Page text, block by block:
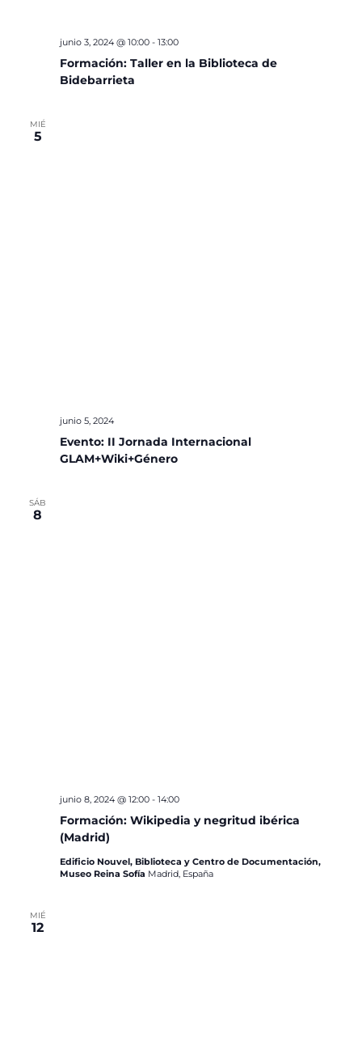
Formación: Taller en la Biblioteca de
Bidebarrieta
junio 3, 2024 @ 10:00- 13:00
MIÉ
5
Evento: II Jornada Internacional
GLAM+Wiki+Género
junio 5, 2024
SÁB
8
Formación: Wikipedia y negritud ibérica
(Madrid)
junio 8, 2024 @ 12:00- 14:00
Edificio Nouvel, Biblioteca y Centro de Documentación,
Museo Reina Sofía Madrid, España
MIÉ
12